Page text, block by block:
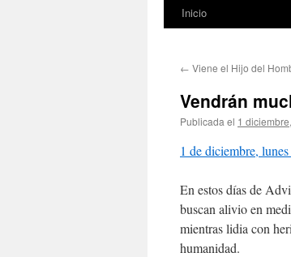
Inicio
← Viene el Hijo del
Vendrán
Publicada el 1
1 de diciembre,
En estos días de
buscan alivio en
mientras lidia con
humanidad.